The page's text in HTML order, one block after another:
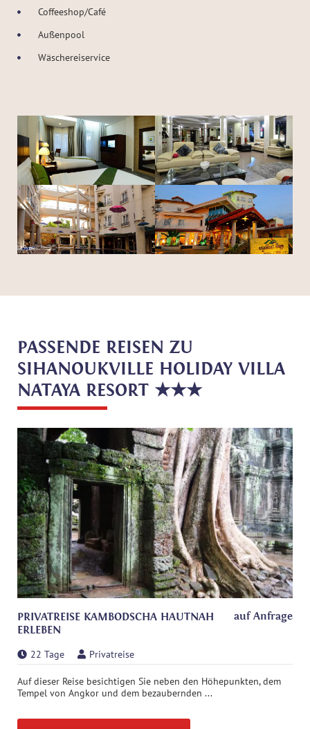
Coffeeshop/Café
Außenpool
Wäschereiservice
PASSENDE REISEN ZU
SIHANOUKVILLE HOLIDAY VILLA
NATAYA RESORT ★★★
PRIVATREISE KAMBODSCHA HAUTNAH
ERLEBEN
auf Anfrage
22 Tage Privatreise
Auf dieser Reise besichtigen Sie neben den Höhepunkten, dem
Tempel von Angkor und dem bezaubernden ...